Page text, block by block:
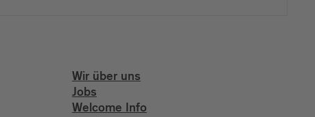
Wir über uns
Jobs
Welcome Info